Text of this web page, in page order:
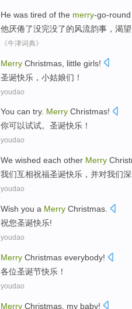
He was tired of the merry-go-round
他厌倦了没完没了的风流韵事 ， 渴望
《牛津词典》
Merry Christmas little girls!
圣诞快乐， 小姑娘们！
youdao
You can try. Merry Christmas!
你可以试试。 圣诞快乐！
youdao
We wished each other Merry
我们互相祝福圣诞快乐，并对我们
youdao
Wish you a Merry Christmas
祝您圣诞快乐!
youdao
Merry Christmas everybody!
各位圣诞节快乐！
youdao
Merry Christmas my baby!